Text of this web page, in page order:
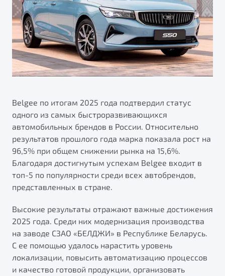
Яркий кроссовер
от 2 219 990 ₽*
S50
Элегантный и практичный седан
от 1 699 990 ₽*
Обзор В наличии
Автокредит
Трейд-ин
Страхование
Расчет КАСКО
Узнайте о специальных выгодах при покупке
автомобиля Belgee
Подробно
Калькулятор ТО
Антибактериальная обработка кондиционера Belgee
Приятные мелочи Belgee
ПОДДЕРЖКА
Belgee Линк
Belgee Клуб
Belgee Плюс
Реферальная программа
Клиентская поддержка
Помощь на дорогах
О дилерском центре
Правовая информация
Belgee по итогам 2025 года подтвердил статус
одного из самых быстроразвивающихся
автомобильных брендов в России. Относительно
результатов прошлого года марка показала рост на
96,5% при общем снижении рынка на 15,6%.
Благодаря достигнутым успехам Belgee входит в
топ-5 по популярности среди всех автобрендов,
представленных в стране.
Высокие результаты отражают важные достижения
2025 года. Среди них модернизация производства
на заводе СЗАО «БЕЛДЖИ» в Республике Беларусь.
С ее помощью удалось нарастить уровень
локализации, повысить автоматизацию процессов
и качество готовой продукции, организовать